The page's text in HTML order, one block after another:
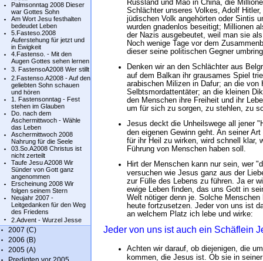
Palmsonntag 2008 Dieser
war Gottes Sohn
Am Wort Jesu festhalten
bedeudet Leben
5.Fasteso.2008
Auferstehung für jetzt und
in Ewigkeit
4.Fastenso. - Mit den
Augen Gottes sehen lernen
3. FastensoA2008 Wer stillt
2.Fastenso.A2008 - Auf den
geliebten Sohn schauen
und hören
1. Fastensonntag - Fest
stehen im Glauben
Do. nach dem
Aschermittwoch - Wähle
das Leben
Aschermittwoch 2008
Nahrung für die Seele
03.So.A2008 Christus ist
nicht zerteilt
Taufe Jesu A2008 Wir
Sünder von Gott ganz
angenommen
Erscheinung 2008 Wir
folgen seinem Stern
Neujahr 2007 -
Leitgedanken für den Weg
des Friedens
2.Advent - Wurzel Jesse
2007 (C)
2006 (B)
2005 (A)
Russland und Mao in China, die
Schlächter unseres Volkes, Adolf
jüdischen Volk angehörten oder Sintis
wurden gnadenlos beseitigt; Millionen
der Nazis ausgebeutet, weil man sie
Noch wenige Tage vor dem
dieser seine politischen Gegner
Denken wir an den Schlächter aus
auf dem Balkan ihr grausames Spiel
arabischen Milizen in Dafur; an die von
Selbtsmordattentäter; an die kleinen
den Menschen ihre Freiheit und ihr
um für sich zu sorgen, zu stehlen, zu
Jesus deckt die Unheilswege all jener
den eigenen Gewinn geht. An seiner
für ihr Heil zu wirken, wird schnell klar,
Führung von Menschen haben soll.
Hirt der Menschen kann nur sein, wer
versuchen wie Jesus ganz aus der
zur Fülle des Lebens zu führen. Ja er
ewige Leben finden, das uns Gott in
Welt nötiger denn je. Solche
heute fortzusetzen. Jeder von uns ist
an welchem Platz ich lebe und wirke:
Jeder von uns ist auch ein Schäflein
Achten wir darauf, ob diejenigen, die
kommen, die Jesus ist. Ob sie in